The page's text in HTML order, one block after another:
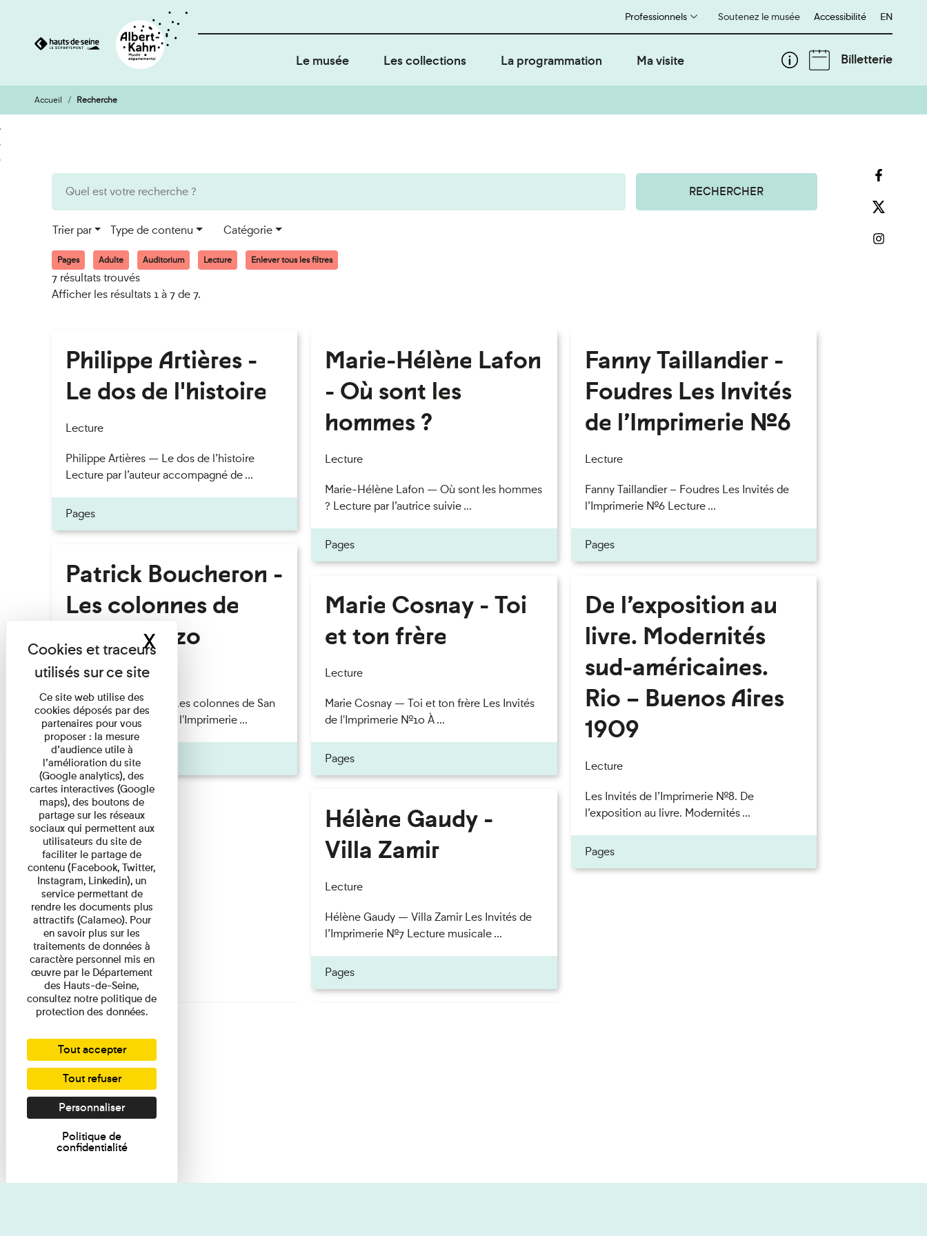
Aller
au
contenu
Aller
à
la
Soutenez le musée
Professionnels Accessibilité English
EN
Le musée Les collections La programmation Ma visite Billetterie
Accueil Recherche
RECHERCHER
Trier par Type de contenu Catégorie
Pages Adulte Auditorium Lecture Enlever tous les filtres
7 résultats trouvés
Afficher les résultats 1 à 7 de 7.
Philippe Artières -
Le dos de l'histoire
Lecture
Philippe Artières — Le dos de l’histoire
Lecture par l’auteur accompagné de ...
Pages
Patrick Boucheron -
Les colonnes de
San Lorenzo
Lecture
Patrick Boucheron — Les colonnes de San
Lorenzo Les Invités de l'Imprimerie ...
Pages
Marie-Hélène Lafon
- Où sont les
hommes ?
Lecture
Marie-Hélène Lafon — Où sont les hommes
? Lecture par l’autrice suivie ...
Pages
Marie Cosnay - Toi
et ton frère
Lecture
Marie Cosnay — Toi et ton frère Les Invités
de l'Imprimerie n°10 À ...
Pages
Hélène Gaudy -
Villa Zamir
Lecture
Hélène Gaudy — Villa Zamir Les Invités de
l’Imprimerie n°7 Lecture musicale ...
Pages
Fanny Taillandier -
Foudres Les Invités
de l’Imprimerie n°6
Lecture
Fanny Taillandier – Foudres Les Invités de
l’Imprimerie n°6 Lecture ...
Pages
De l’exposition au
livre. Modernités
sud-américaines.
Rio – Buenos Aires
1909
Lecture
Les Invités de l’Imprimerie n°8. De
l’exposition au livre. Modernités ...
Pages
Ce site web utilise des
cookies déposés par des
partenaires pour vous
proposer : la mesure
d’audience utile à
l’amélioration du site
(Google analytics), des
cartes interactives (Google
maps), des boutons de
partage sur les réseaux
sociaux qui permettent aux
utilisateurs du site de
faciliter le partage de
contenu (Facebook, Twitter,
Instagram, Linkedin), un
service permettant de
rendre les documents plus
attractifs (Calameo). Pour
en savoir plus sur les
traitements de données à
caractère personnel mis en
œuvre par le Département
des Hauts-de-Seine,
consultez notre politique de
protection des données.
Tout accepter
Tout refuser
Personnaliser
Politique de
confidentialité
XMasquer le bandeau des cookies